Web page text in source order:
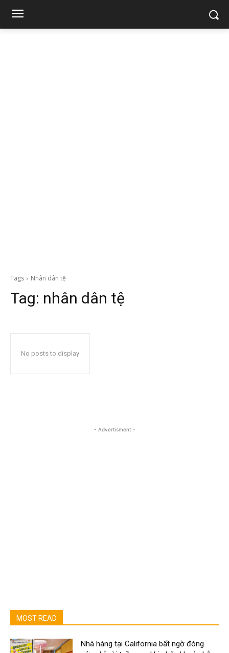
Tags Nhân dân tệ
Tag: nhân dân tệ
No posts to display
- Advertisment -
MOST READ
Nhà hàng tại California bất ngờ đóng